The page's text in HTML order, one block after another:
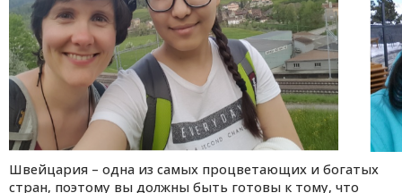
Швейцария – одна из самых процветающих и богатых
стран, поэтому вы должны быть готовы к тому, что